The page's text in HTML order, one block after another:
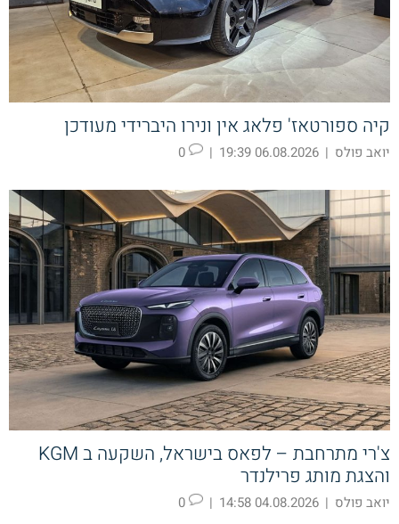
קיה ספורטאז' פלאג אין ונירו היברידי מעודכן
יואב פולס |
06.08.2026 19:39
|
צ'רי מתרחבת – לפאס בישראל, השקעה ב KGM
והצגת מותג פרילנדר
יואב פולס |
04.08.2026 14:58
|